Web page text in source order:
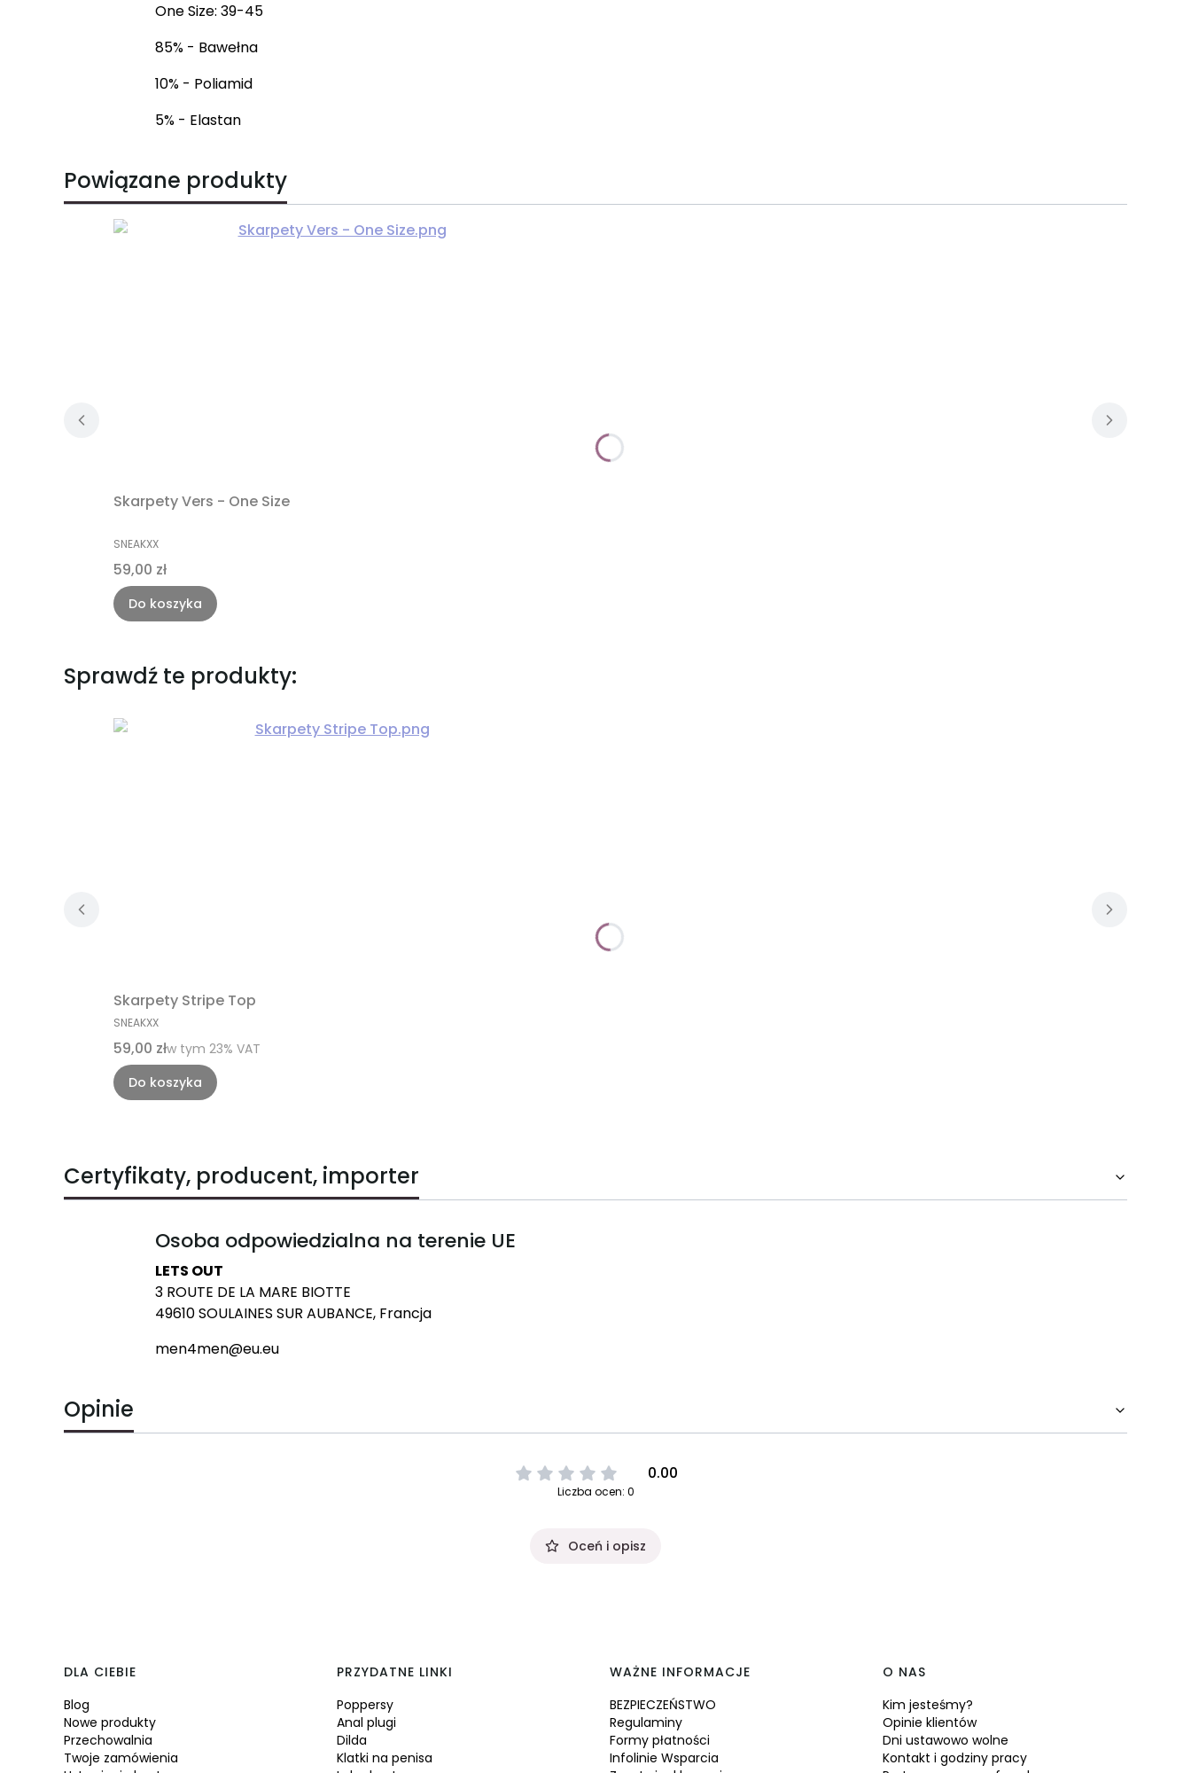
One Size: 39-45
85% - Bawełna
10% - Poliamid
5% - Elastan
Powiązane produkty
Skarpety Vers - One Size
PRODUCENT
SNEAKXX
Cena
59,00 zł
Do koszyka
Sprawdź te produkty:
Skarpety Stripe Top
PRODUCENT
SNEAKXX
Cena brutto
59,00 złw tym %s VAT
w tym 23% VAT
Do koszyka
Certyfikaty, producent, importer
Osoba odpowiedzialna na terenie UE
LETS OUT
3 ROUTE DE LA MARE BIOTTE
49610 SOULAINES SUR AUBANCE, Francja
men4men@eu.eu
Opinie
0.00
Liczba ocen: 0
Oceń i opisz
Linki w stopce
DLA CIEBIE
Blog
Nowe produkty
Przechowalnia
Twoje zamówienia
PRZYDATNE LINKI
Poppersy
Anal plugi
Dilda
Klatki na penisa
WAŻNE INFORMACJE
BEZPIECZEŃSTWO
Regulaminy
Formy płatności
Infolinie Wsparcia
O NAS
Kim jesteśmy?
Opinie klientów
Dni ustawowo wolne
Kontakt i godziny pracy